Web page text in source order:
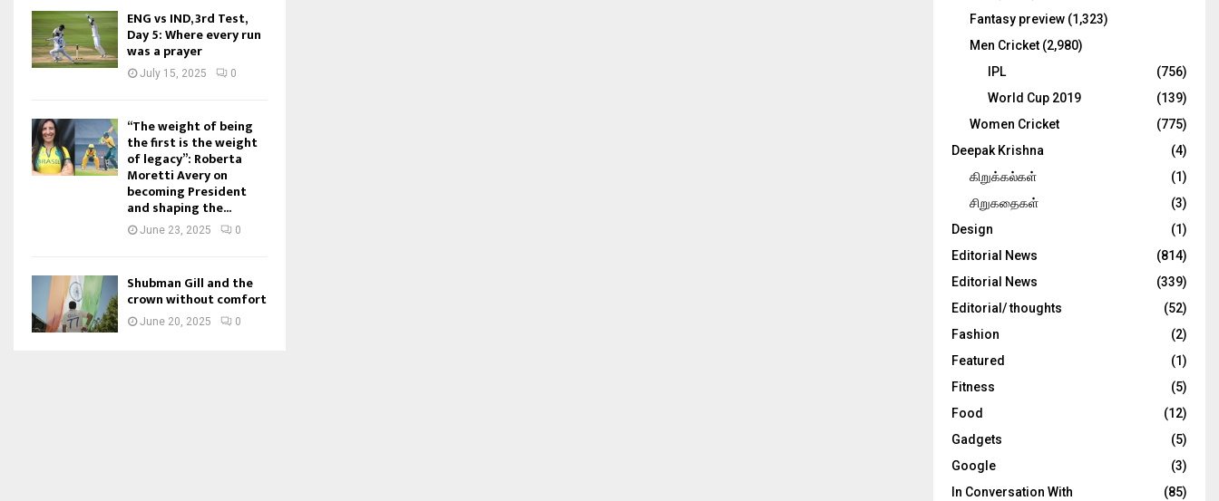
ENG vs IND, 3rd Test,
Day 5: Where every run
was a prayer
July 15, 2025 0
“The weight of being
the first is the weight
of legacy”: Roberta
Moretti Avery on
becoming President
and shaping the...
June 23, 2025 0
Shubman Gill and the
crown without comfort
June 20, 2025 0
Fantasy preview (1,323)
Men Cricket (2,980)
IPL
(756)
World Cup 2019
(139)
Women Cricket
(775)
Deepak Krishna
(4)
கிறுக்கல்கள்
(1)
சிறுகதைகள்
(3)
Design
(1)
Editorial News
(814)
Editorial News
(339)
Editorial/ thoughts
(52)
Fashion
(2)
Featured
(1)
Fitness
(5)
Food
(12)
Gadgets
(5)
Google
(3)
In Conversation With
(85)